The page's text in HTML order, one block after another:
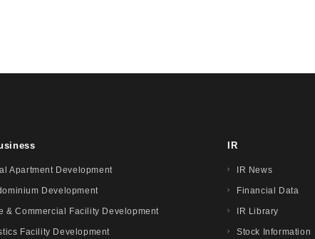
Apartment Development
Development
& Commercial Facility Development
Facility Development
IR
IR News
Financial Data
IR Library
Stock Information